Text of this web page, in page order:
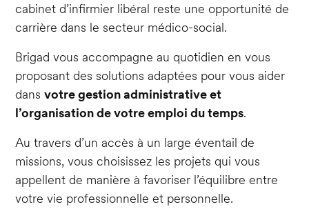
cabinet d’infirmier libéral reste une opportunité de
carrière dans le secteur médico-social.
Brigad vous accompagne au quotidien en vous
proposant des solutions adaptées pour vous aider
dansvotre gestion administrative et
l’organisation de votre emploi du temps.
Au travers d’un accès à un large éventail de
missions, vous choisissez les projets qui vous
appellent de manière à favoriser l’équilibre entre
votre vie professionnelle et personnelle.